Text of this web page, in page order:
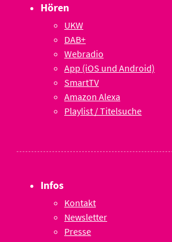
Hören
UKW
DAB+
Webradio
App (iOS und Android)
SmartTV
Amazon Alexa
Playlist / Titelsuche
Infos
Kontakt
Newsletter
Presse